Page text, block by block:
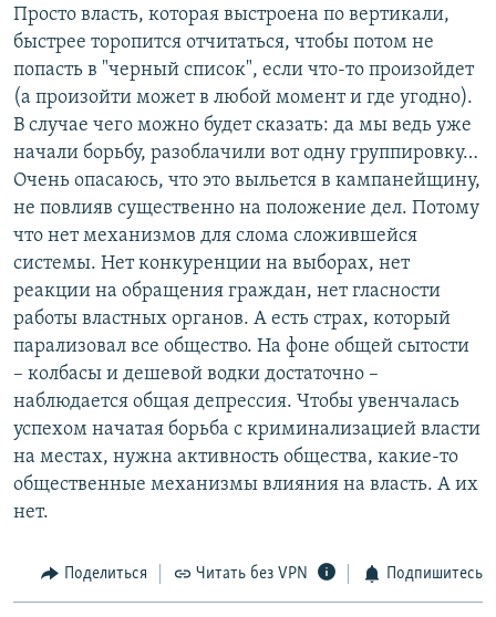
Просто власть, которая выстроена по вертикали,
быстрее торопится отчитаться, чтобы потом не
попасть в "черный список", если что-то произойдет
(а произойти может в любой момент и где угодно).
В случае чего можно будет сказать: да мы ведь уже
начали борьбу, разоблачили вот одну группировку…
Очень опасаюсь, что это выльется в кампанейщину,
не повлияв существенно на положение дел. Потому
что нет механизмов для слома сложившейся
системы. Нет конкуренции на выборах, нет
реакции на обращения граждан, нет гласности
работы властных органов. А есть страх, который
парализовал все общество. На фоне общей сытости
– колбасы и дешевой водки достаточно –
наблюдается общая депрессия. Чтобы увенчалась
успехом начатая борьба с криминализацией власти
на местах, нужна активность общества, какие-то
общественные механизмы влияния на власть. А их
нет.
Поделиться Читать без VPN Подпишитесь